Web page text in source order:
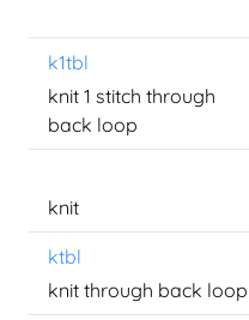
k1tbl
knit 1 stitch through
back loop
knit
ktbl
knit through back loop